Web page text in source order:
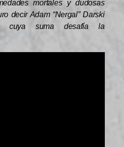
mortales y dudosas
decir Adam “Nergal” Darski
cuya suma desafía la